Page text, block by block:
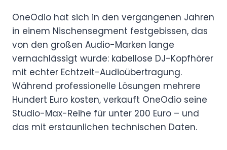
OneOdio hat sich in den vergangenen Jahren
in einem Nischensegment festgebissen, das
von den großen Audio-Marken lange
vernachlässigt wurde: kabellose DJ-Kopfhörer
mit echter Echtzeit-Audioübertragung.
Während professionelle Lösungen mehrere
Hundert Euro kosten, verkauft OneOdio seine
Studio-Max-Reihe für unter 200 Euro – und
das mit erstaunlichen technischen Daten.